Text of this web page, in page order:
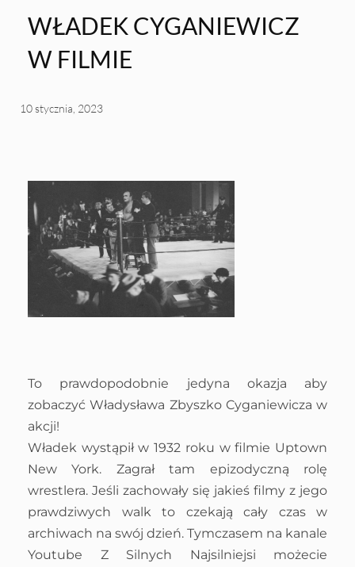
WŁADEK CYGANIEWICZ
W FILMIE
10 stycznia, 2023
To prawdopodobnie jedyna okazja aby
zobaczyć Władysława Zbyszko Cyganiewicza w
akcji!
Władek wystąpił w 1932 roku w filmie Uptown
New York. Zagrał tam epizodyczną rolę
wrestlera. Jeśli zachowały się jakieś filmy z jego
prawdziwych walk to czekają cały czas w
archiwach na swój dzień. Tymczasem na kanale
Youtube Z Silnych Najsilniejsi możecie